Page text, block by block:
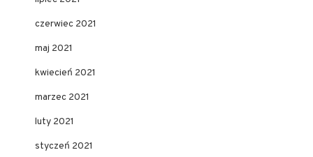
czerwiec 2021
maj 2021
kwiecień 2021
marzec 2021
luty 2021
styczeń 2021